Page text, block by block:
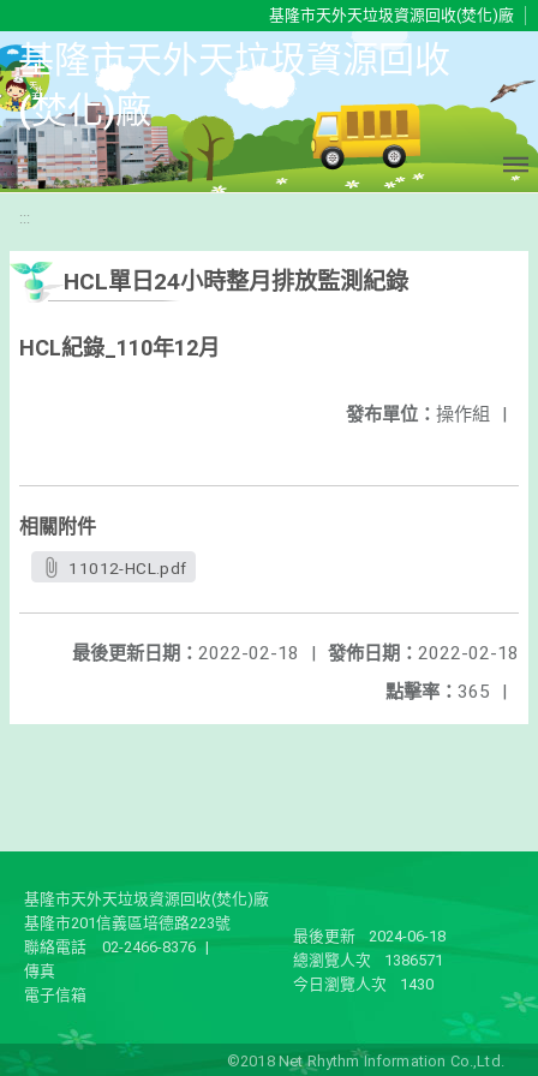
基隆市天外天垃圾資源回收(焚化)廠
基隆市天外天垃圾資源回收
(焚化)廠
:::
HCL單日24小時整月排放監測紀錄
HCL紀錄_110年12月
發布單位： 操作組 |
相關附件
11012-HCL.pdf
發佈日期： 2022-02-18
最後更新日期： 2022-02-18
|
點擊率： 365 |
基隆市天外天垃圾資源回收(焚化)廠
基隆市201信義區培德路223號
聯絡電話
02-2466-8376 |
傳真
電子信箱
最後更新
2024-06-18
總瀏覽人次
1386571
今日瀏覽人次
1430
©2018 Net Rhythm Information Co.,Ltd.